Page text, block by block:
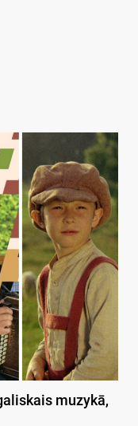
muzykā,